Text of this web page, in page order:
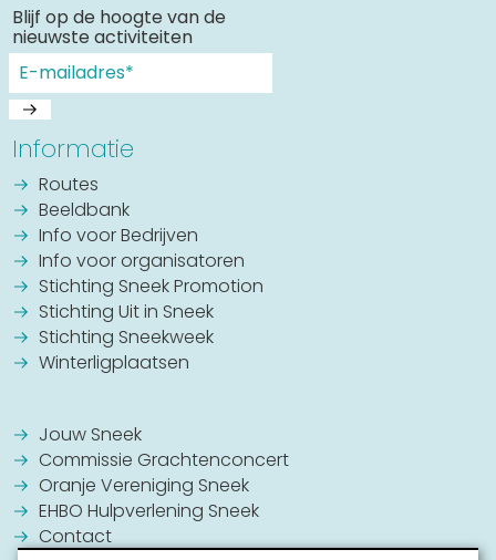
Blijf op de hoogte van de
nieuwste activiteiten
Informatie
Routes
Beeldbank
Info voor Bedrijven
Info voor organisatoren
Stichting Sneek Promotion
Stichting Uit in Sneek
Stichting Sneekweek
Winterligplaatsen
Jouw Sneek
Commissie Grachtenconcert
Oranje Vereniging Sneek
EHBO Hulpverlening Sneek
Contact